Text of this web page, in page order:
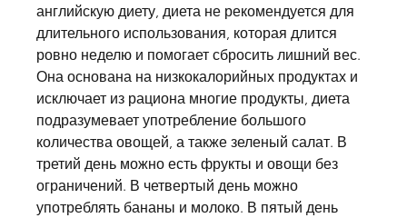
английскую диету, диета не рекомендуется для
длительного использования, которая длится
ровно неделю и помогает сбросить лишний вес.
Она основана на низкокалорийных продуктах и
исключает из рациона многие продукты, диета
подразумевает употребление большого
количества овощей, а также зеленый салат. В
третий день можно есть фрукты и овощи без
ограничений. В четвертый день можно
употреблять бананы и молоко. В пятый день